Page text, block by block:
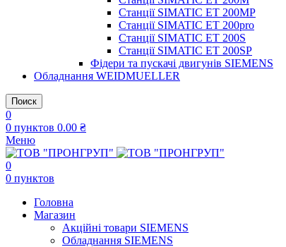
Станції SIMATIC ET 200MP
Станції SIMATIC ET 200pro
Станції SIMATIC ET 200S
Станції SIMATIC ET 200SP
Фідери та пускачі двигунів SIEMENS
Обладнання WEIDMUELLER
Поиск
0
0 пунктов 0.00 ₴
Меню
0
0 пунктов
Головна
Магазин
Акційні товари SIEMENS
Обладнання SIEMENS